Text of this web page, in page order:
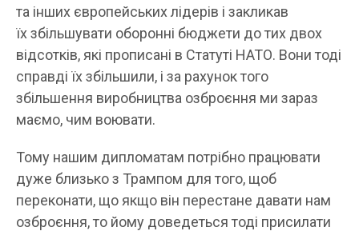
та інших європейських лідерів і закликав
їх збільшувати оборонні бюджети до тих двох
відсотків, які прописані в Статуті НАТО. Вони тоді
справді їх збільшили, і за рахунок того
збільшення виробництва озброєння ми зараз
маємо, чим воювати.
Тому нашим дипломатам потрібно працювати
дуже близько з Трампом для того, щоб
переконати, що якщо він перестане давати нам
озброєння, то йому доведеться тоді присилати